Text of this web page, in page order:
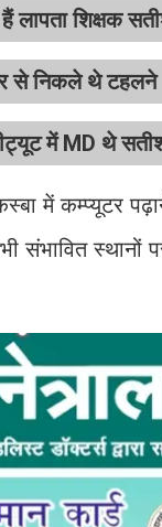
शिक्षक
से निकले थे टहलने
में MD थे सतीश
में कम्प्यूटर
संभावित